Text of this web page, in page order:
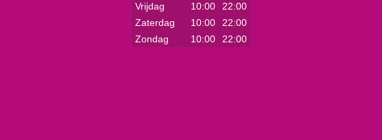
Vrijdag
10:00
22:00
Zaterdag
10:00
22:00
Zondag
10:00 22:00